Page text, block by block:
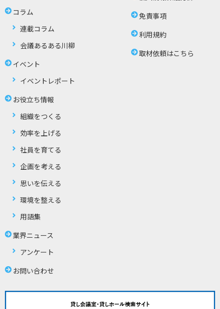
コラム
連載コラム
会議あるある川柳
イベント
イベントレポート
お役立ち情報
組織をつくる
効率を上げる
社員を育てる
企画を考える
思いを伝える
環境を整える
用語集
業界ニュース
アンケート
お問い合わせ
免責事項
利用規約
取材依頼はこちら